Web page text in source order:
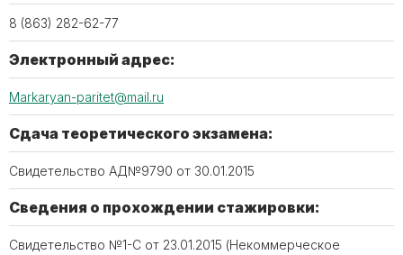
8 (863) 282-62-77
Электронный адрес:
Markaryan-paritet@mail.ru
Сдача теоретического экзамена:
Свидетельство АД№9790 от 30.01.2015
Сведения о прохождении стажировки:
Свидетельство №1-С от 23.01.2015 (Некоммерческое